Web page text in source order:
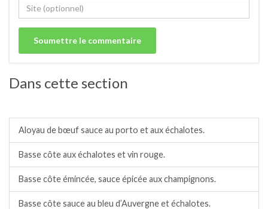
Dans cette section
Aloyau de bœuf sauce au porto et aux échalotes.
Basse côte aux échalotes et vin rouge.
Basse côte émincée, sauce épicée aux champignons.
Basse côte sauce au bleu d’Auvergne et échalotes.